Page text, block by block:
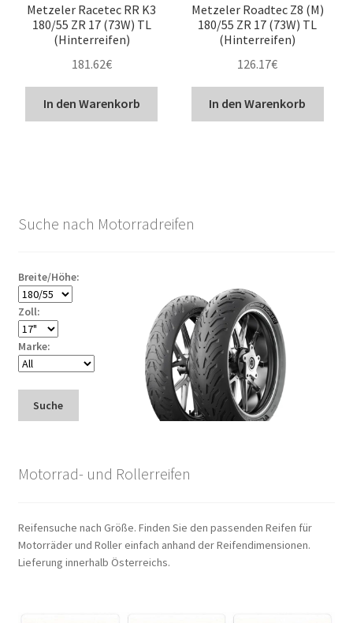
Metzeler Racetec RR K3
180/55 ZR 17 (73W) TL
(Hinterreifen)
181.62€
In den Warenkorb
Metzeler Roadtec Z8 (M)
180/55 ZR 17 (73W) TL
(Hinterreifen)
126.17€
In den Warenkorb
Suche nach Motorradreifen
Breite/Höhe:
Zoll:
Marke:
Suche
Motorrad- und Rollerreifen
Reifensuche nach Größe. Finden Sie den passenden Reifen für
Motorräder und Roller einfach anhand der Reifendimensionen.
Lieferung innerhalb Österreichs.